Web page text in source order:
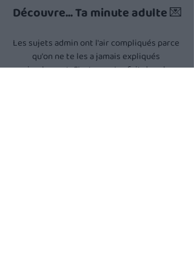
Découvre... Ta minute adulte 💌
Les sujets admin ont l'air compliqués parce
qu'on ne te les a jamais expliqués
simplement. C'est ce qu'on fait dans la